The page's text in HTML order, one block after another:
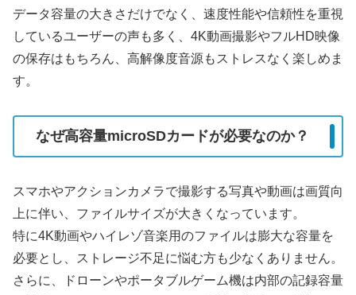
データ容量の大きさだけでなく、速度性能や信頼性を重視
しているユーザーの声も多く、4K動画撮影やフルHD映像
の保存はもちろん、高解像度音源もストレスなく楽しめま
す。
なぜ高容量microSDカードが必要なのか？
スマホやアクションカメラで撮影する写真や動画は画質向
上に伴い、ファイルサイズが大きくなっています。
特に4K動画やハイレゾ音楽用のファイルは膨大な容量を
必要とし、ストレージ不足に悩む方も少なくありません。
さらに、ドローンやポータブルゲーム機は内部の記録容量